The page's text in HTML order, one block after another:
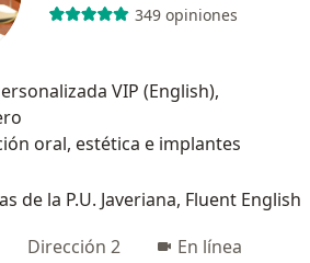
349 opiniones
VIP (English),
oral, estética e implantes
de la P.U. Javeriana, Fluent English
Dirección 2 En línea